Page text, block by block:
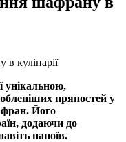
унікальною,
пряностей у
Його
додаючи до
напоїв.